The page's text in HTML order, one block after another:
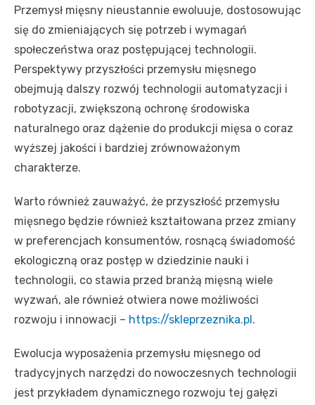
Przemysł mięsny nieustannie ewoluuje, dostosowując
się do zmieniających się potrzeb i wymagań
społeczeństwa oraz postępującej technologii.
Perspektywy przyszłości przemysłu mięsnego
obejmują dalszy rozwój technologii automatyzacji i
robotyzacji, zwiększoną ochronę środowiska
naturalnego oraz dążenie do produkcji mięsa o coraz
wyższej jakości i bardziej zrównoważonym
charakterze.
Warto również zauważyć, że przyszłość przemysłu
mięsnego będzie również kształtowana przez zmiany
w preferencjach konsumentów, rosnącą świadomość
ekologiczną oraz postęp w dziedzinie nauki i
technologii, co stawia przed branżą mięsną wiele
wyzwań, ale również otwiera nowe możliwości
rozwoju i innowacji – https://skleprzeznika.pl .
Ewolucja wyposażenia przemysłu mięsnego od
tradycyjnych narzędzi do nowoczesnych technologii
jest przykładem dynamicznego rozwoju tej gałęzi